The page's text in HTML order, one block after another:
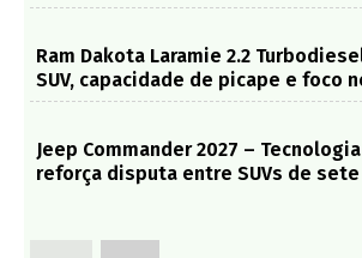
Ram Dakota Laramie 2.2
SUV, capacidade de picape e foco
Jeep Commander 2027 –
reforça disputa entre SUVs de